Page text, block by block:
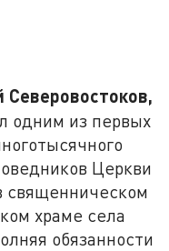
одним из первых
Церкви
священническом
храме села
обязанности